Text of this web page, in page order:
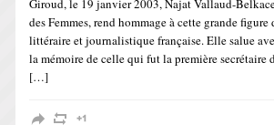
Giroud, le 19 janvier 2003, Najat Vallaud-
des Femmes, rend hommage à cette grande
littéraire et journalistique française. Elle salue
la mémoire de celle qui fut la première secrétaire
[…]